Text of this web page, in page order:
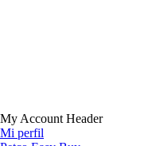
My Account Header
Mi perfil